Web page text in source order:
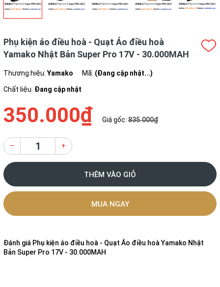
Phụ kiện áo điều hoà - Quạt Áo điều hoà
Yamako Nhật Bản Super Pro 17V - 30.000MAH
Thương hiệu: Yamako Mã: (Đang cập nhật...)
Chất liệu: Đang cập nhật
350.000₫ Giá gốc: 835.000₫
– +
THÊM VÀO GIỎ
MUA NGAY
Đánh giá Phụ kiện áo điều hoà - Quạt Áo điều hoà Yamako Nhật
Bản Super Pro 17V - 30.000MAH